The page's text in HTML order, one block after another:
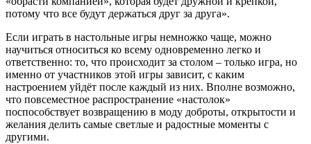
потому что все будут держаться друг за друга».
Если играть в настольные игры немножко чаще, можно
научиться относиться ко всему одновременно легко и
ответственно: то, что происходит за столом – только игра, но
именно от участников этой игры зависит, с каким
настроением уйдёт после каждый из них. Вполне возможно,
что повсеместное распространение «настолок»
поспособствует возвращению в моду доброты, открытости и
желания делить самые светлые и радостные моменты с
другими.